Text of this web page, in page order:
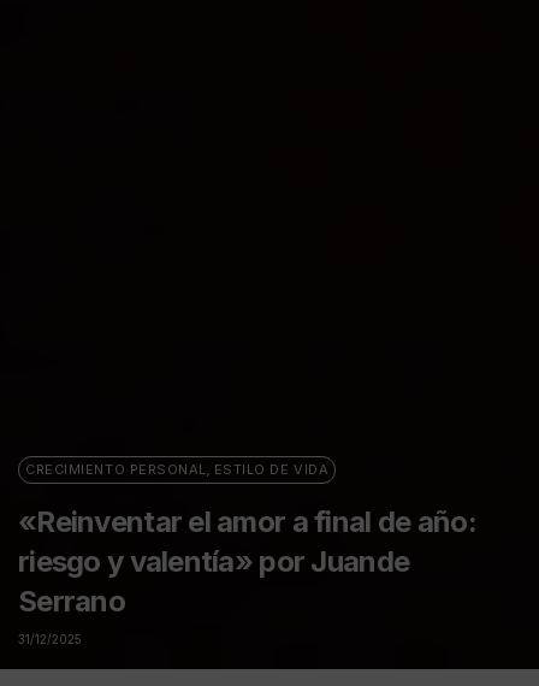
CRECIMIENTO PERSONAL ESTILO DE VIDA
«Reinventar el amor a final de año:
riesgo y valentía» por Juande
Serrano
31/12/2025